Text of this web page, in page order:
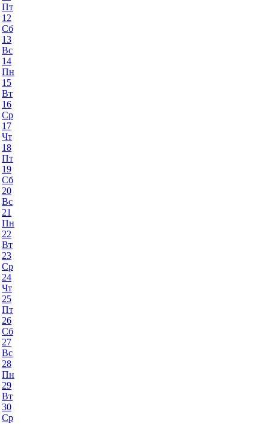
Пт
12
Сб
13
Вс
14
Пн
15
Вт
16
Ср
17
Чт
18
Пт
19
Сб
20
Вс
21
Пн
22
Вт
23
Ср
24
Чт
25
Пт
26
Сб
27
Вс
28
Пн
29
Вт
30
Ср